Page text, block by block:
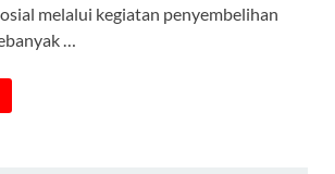
melalui kegiatan penyembelihan
…